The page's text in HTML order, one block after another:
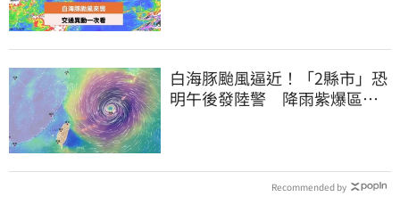
白海豚颱風逼近！「2縣市」恐
明午後發陸警 降雨紫爆區域
Recommended by